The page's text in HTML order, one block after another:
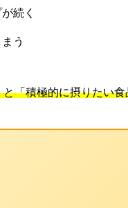
続く
う
「積極的に摂りたい食